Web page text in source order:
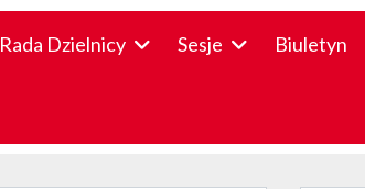
Rada Dzielnicy Sesje Biuletyn